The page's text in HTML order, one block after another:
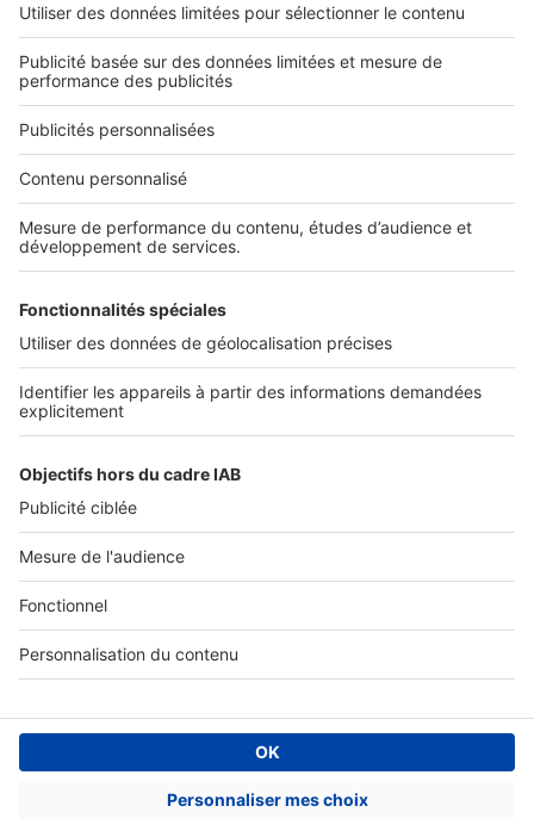
Découvrez nos applications
Services pro
Accès client
Informations légales
Politique Générale de Protection des Données
Charte éditeur
Paramétrer mes cookies
Digital Classifieds France SAS © 2024 - all rights